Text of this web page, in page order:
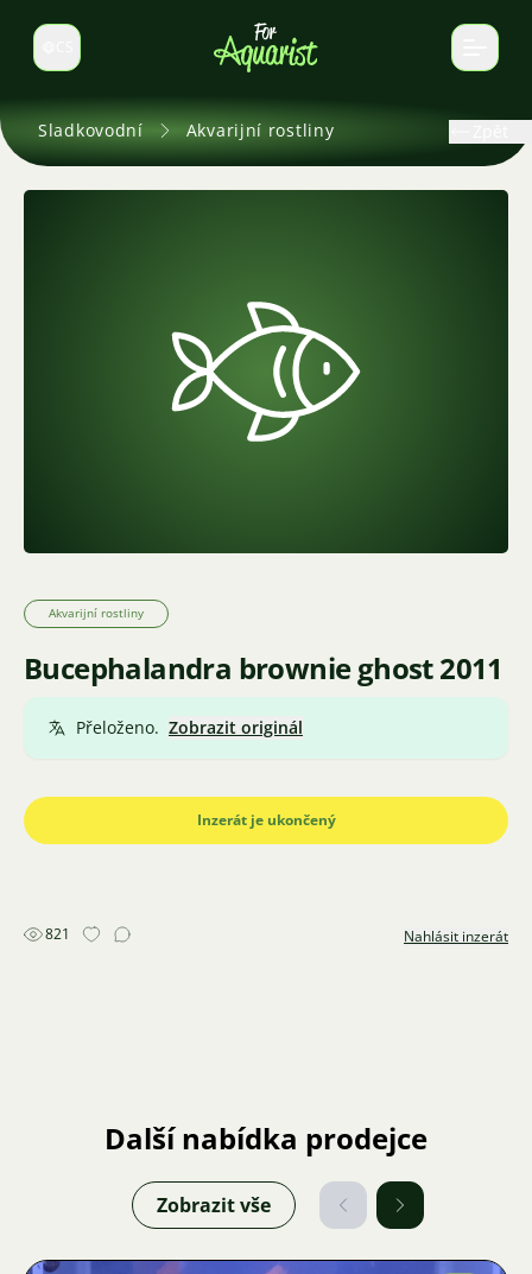
Select language
Sladkovodní Akvarijní rostliny
Akvarijní rostliny
Bucephalandra brownie ghost 2011
Přeloženo. Zobrazit originál
Inzerát je ukončený
821 Nahlásit inzerát
Další nabídka prodejce
Zobrazit vše